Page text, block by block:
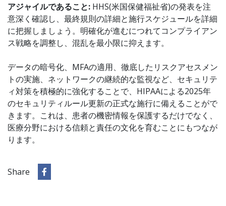
アジャイルであること: HHS(米国保健福祉省)の発表を注
意深く確認し、最終規則の詳細と施行スケジュールを詳細
に把握しましょう。明確化が進むにつれてコンプライアン
ス戦略を調整し、混乱を最小限に抑えます。
データの暗号化、MFAの適用、徹底したリスクアセスメン
トの実施、ネットワークの継続的な監視など、セキュリテ
ィ対策を積極的に強化することで、HIPAAによる2025年
のセキュリティルール更新の正式な施行に備えることがで
きます。これは、患者の機密情報を保護するだけでなく、
医療分野における信頼と責任の文化を育むことにもつなが
ります。
Share